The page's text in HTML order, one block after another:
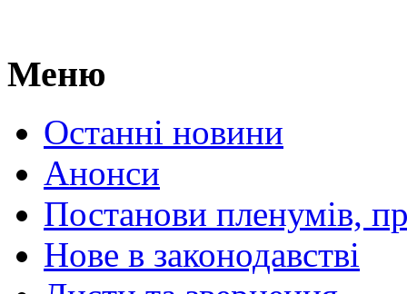
Меню
Останні новини
Анонси
Постанови пленумів,
Нове в законодавстві